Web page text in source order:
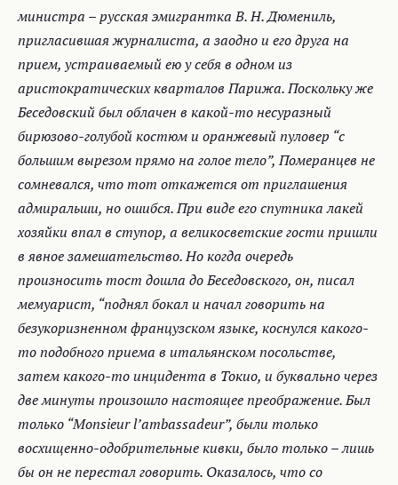
министра – русская эмигрантка В. Н. Дюмениль,
пригласившая журналиста, а заодно и его друга на
прием, устраиваемый ею у себя в одном из
аристократических кварталов Парижа. Поскольку же
Беседовский был облачен в какой-то несуразный
бирюзово-голубой костюм и оранжевый пуловер “с
большим вырезом прямо на голое тело”, Померанцев не
сомневался, что тот откажется от приглашения
адмиральши, но ошибся. При виде его спутника лакей
хозяйки впал в ступор, а великосветские гости пришли
в явное замешательство. Но когда очередь
произносить тост дошла до Беседовского, он, писал
мемуарист, “поднял бокал и начал говорить на
безукоризненном французском языке, коснулся какого-
то подобного приема в итальянском посольстве,
затем какого-то инцидента в Токио, и буквально через
две минуты произошло настоящее преображение. Был
только “Monsieur l’ambassadeur”, были только
восхищенно-одобрительные кивки, было только – лишь
бы он не перестал говорить. Оказалось, что со